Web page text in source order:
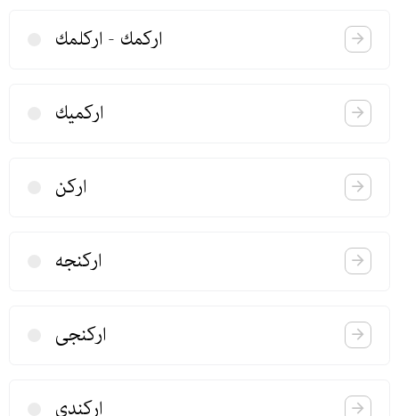
اركمك - اركلمك
اركمیك
اركن
اركنجه
اركنجی
اركندی